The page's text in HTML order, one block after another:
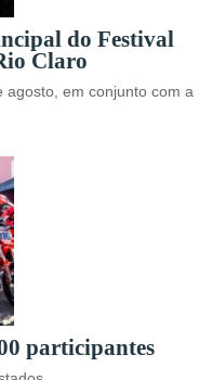
do Festival
Claro
agosto, em conjunto com a
participantes